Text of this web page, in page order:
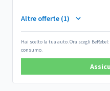
Altre offerte (1)
Hai scelto la tua auto. Ora scegli
consumo.